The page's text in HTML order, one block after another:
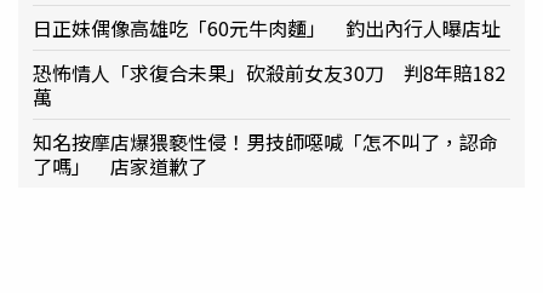
日正妹偶像高雄吃「60元牛肉麵」 釣出內行人曝店址
恐怖情人「求復合未果」砍殺前女友30刀 判8年賠182
萬
知名按摩店爆猥褻性侵！男技師噁喊「怎不叫了，認命
了嗎」 店家道歉了